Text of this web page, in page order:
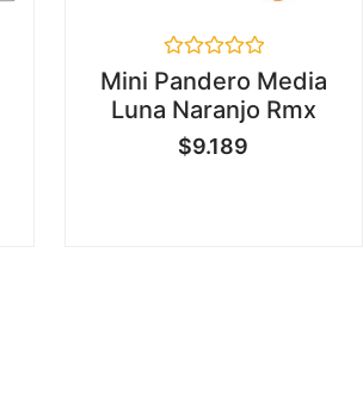
Valorado
en
0
Mini Pandero Media
Luna Naranjo Rmx
$9.189